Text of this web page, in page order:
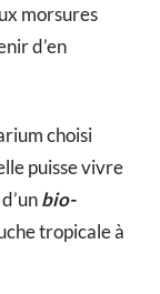
morsures
d’en
choisi
puisse vivre
bio-
tropicale à